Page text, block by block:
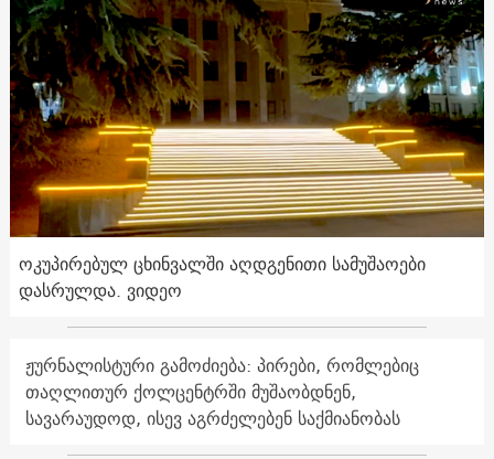
ოკუპირებულ ცხინვალში აღდგენითი სამუშაოები
დასრულდა. ვიდეო
ჟურნალისტური გამოძიება: პირები, რომლებიც
თაღლითურ ქოლცენტრში მუშაობდნენ,
სავარაუდოდ, ისევ აგრძელებენ საქმიანობას